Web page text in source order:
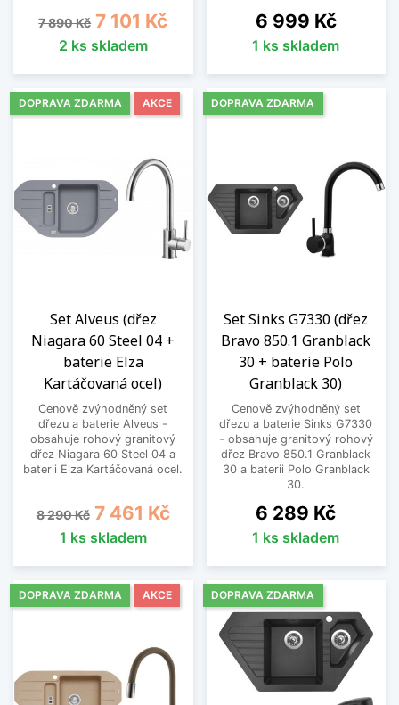
Běžná cena
7 890 Kč Cena
7 101 Kč
2 ks skladem
Cena
6 999 Kč
1 ks skladem
Set Alveus (dřez
Niagara 60 Steel 04 +
baterie Elza
Kartáčovaná ocel)
Cenově zvýhodněný set
dřezu a baterie Alveus -
obsahuje rohový granitový
dřez Niagara 60 Steel 04 a
baterii Elza Kartáčovaná ocel.
Běžná cena
8 290 Kč Cena
7 461 Kč
1 ks skladem
DOPRAVA ZDARMA AKCE
Set Sinks G7330 (dřez
Bravo 850.1 Granblack
30 + baterie Polo
Granblack 30)
Cenově zvýhodněný set
dřezu a baterie Sinks G7330
- obsahuje granitový rohový
dřez Bravo 850.1 Granblack
30 a baterii Polo Granblack
30.
Cena
6 289 Kč
1 ks skladem
DOPRAVA ZDARMA
DOPRAVA ZDARMA AKCE DOPRAVA ZDARMA